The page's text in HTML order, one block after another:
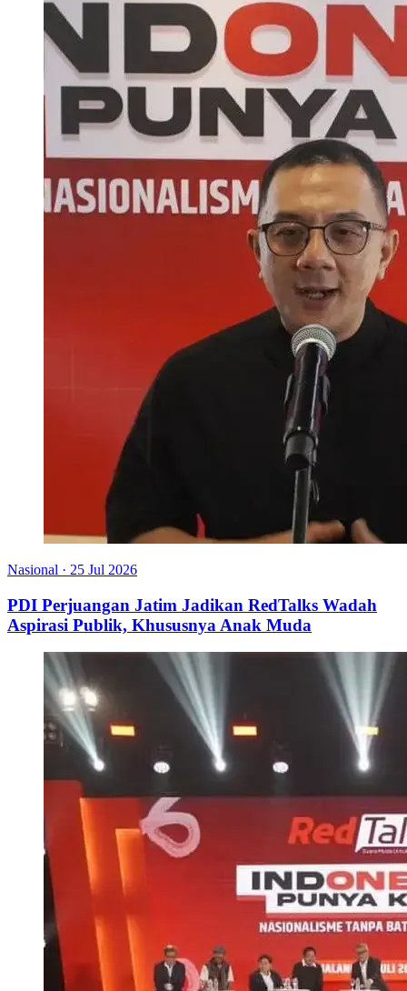
Nasional · 25 Jul 2026
PDI Perjuangan Jatim Jadikan RedTalks Wadah
Aspirasi Publik, Khususnya Anak Muda